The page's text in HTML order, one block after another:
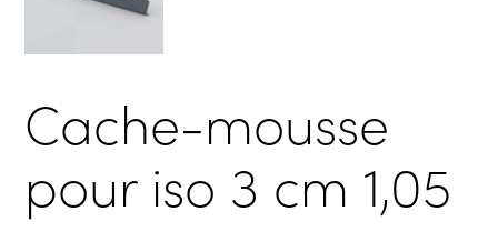
Cache-mousse
pour iso 3 cm 1,05